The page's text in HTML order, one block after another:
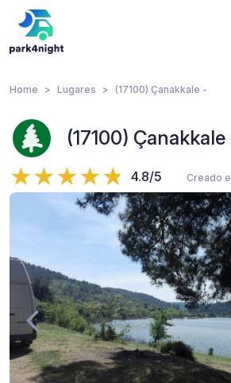
Home Lugares (17100) Çanakkale -
(17100) Çanakkale
4.8/5 Creado